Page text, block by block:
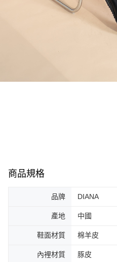
商品規格
品牌 DIANA
產地 中國
鞋面材質 棉羊皮
內裡材質 豚皮